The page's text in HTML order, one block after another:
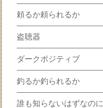
頼るか頼られるか
盗聴器
ダークポジティブ
釣るか釣られるか
誰も知らないはずなのに